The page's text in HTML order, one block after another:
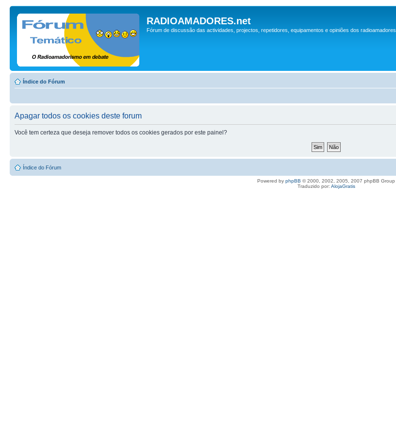
RADIOAMADORES.net
Fórum de discussão das actividades, projectos, repetidores, equipamentos e opiniões dos radioamadores.
Índice do Fórum
Apagar todos os cookies deste forum
Você tem certeza que deseja remover todos os cookies gerados por este painel?
Índice do Fórum
Powered by phpBB © 2000, 2002, 2005, 2007 phpBB Group
Traduzido por: AlojaGratis